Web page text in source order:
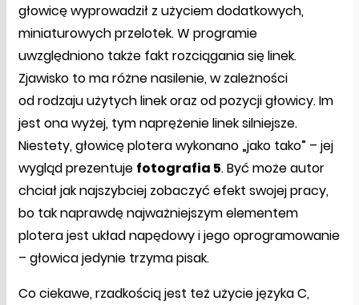
głowicę wyprowadził z użyciem dodatkowych,
miniaturowych przelotek. W programie
uwzględniono także fakt rozciągania się linek.
Zjawisko to ma różne nasilenie, w zależności
od rodzaju użytych linek oraz od pozycji głowicy. Im
jest ona wyżej, tym naprężenie linek silniejsze.
Niestety, głowicę plotera wykonano „jako tako” – jej
wygląd prezentuje fotografia 5. Być może autor
chciał jak najszybciej zobaczyć efekt swojej pracy,
bo tak naprawdę najważniejszym elementem
plotera jest układ napędowy i jego oprogramowanie
– głowica jedynie trzyma pisak.
Co ciekawe, rzadkością jest też użycie języka C,